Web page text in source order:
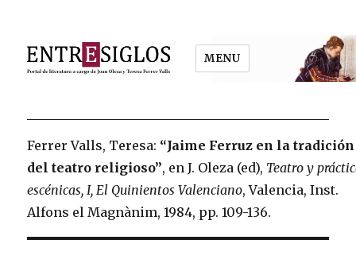
MENU
Ferrer Valls, Teresa: “Jaime Ferruz en la tradición
del teatro religioso”, en J. Oleza (ed), Teatro y
escénicas, I, El Quinientos Valenciano, Valencia, Inst.
Alfons el Magnànim, 1984, pp. 109-136.